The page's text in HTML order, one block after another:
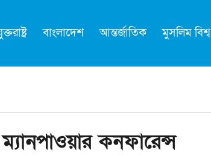
বাংলাদেশ আন্তর্জাতিক মুসলিম বিশ্ব
কনফারেন্স